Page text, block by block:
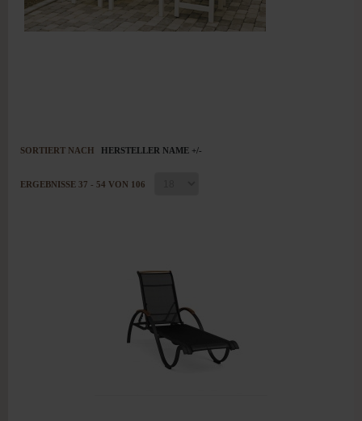
SORTIERT NACH HERSTELLER NAME +/-
ERGEBNISSE 37 - 54 VON 106